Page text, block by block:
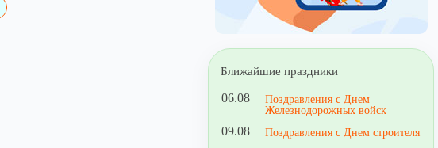
Ближайшие праздники
06.08
Поздравления с Днем
Железнодорожных войск
09.08
Поздравления с Днем строителя